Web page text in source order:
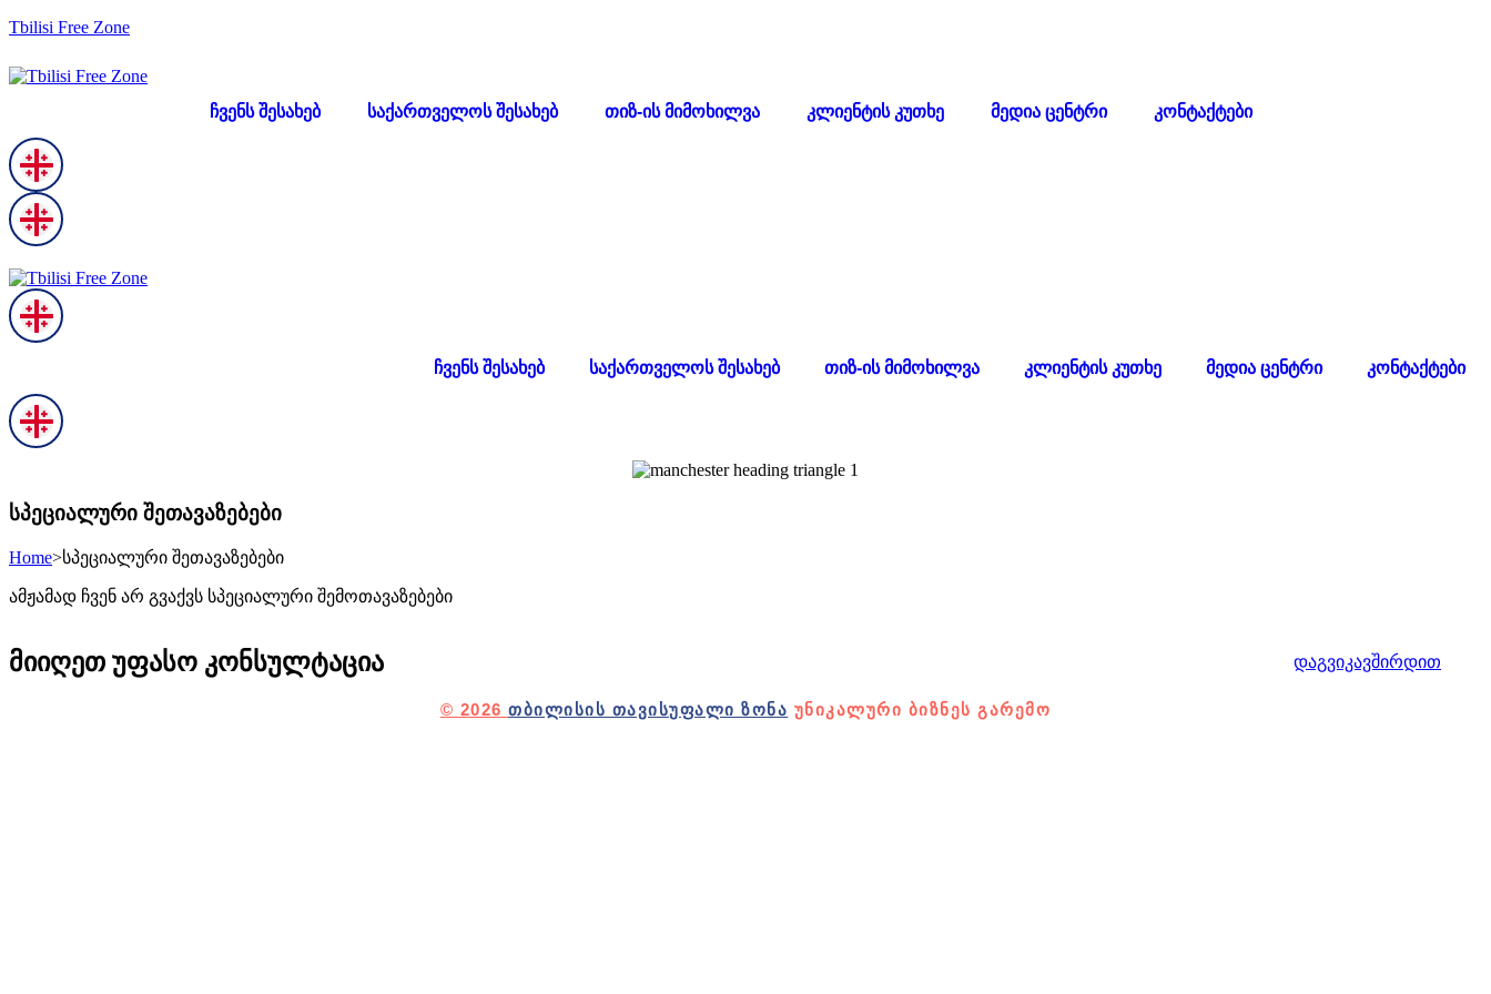
Tbilisi Free Zone
ჩვენს შესახებ საქართველოს შესახებ თიზ-ის მიმოხილვა კლიენტის კუთხე მედია ცენტრი კონტაქტები
ჩვენს შესახებ საქართველოს შესახებ თიზ-ის მიმოხილვა კლიენტის კუთხე მედია ცენტრი კონტაქტები
სპეციალური შეთავაზებები
Home>სპეციალური შეთავაზებები
ამჟამად ჩვენ არ გვაქვს სპეციალური შემოთავაზებები
მიიღეთ უფასო კონსულტაცია დაგვიკავშირდით
© 2026ᲗᲑᲘᲚᲘᲡᲘᲡ ᲗᲐᲕᲘᲡᲣᲤᲐᲚᲘ ᲖᲝᲜᲐ ᲣᲜᲘᲙᲐᲚᲣᲠᲘ ᲑᲘᲖᲜᲔᲡ ᲒᲐᲠᲔᲛᲝ